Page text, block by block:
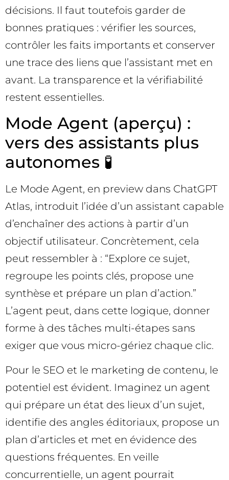
décisions. Il faut toutefois garder de
bonnes pratiques : vérifier les sources,
contrôler les faits importants et conserver
une trace des liens que l’assistant met en
avant. La transparence et la vérifiabilité
restent essentielles.
Mode Agent (aperçu) :
vers des assistants plus
autonomes 🧪
Le Mode Agent, en preview dans ChatGPT
Atlas, introduit l’idée d’un assistant capable
d’enchaîner des actions à partir d’un
objectif utilisateur. Concrètement, cela
peut ressembler à : “Explore ce sujet,
regroupe les points clés, propose une
synthèse et prépare un plan d’action.”
L’agent peut, dans cette logique, donner
forme à des tâches multi-étapes sans
exiger que vous micro-gériez chaque clic.
Pour le SEO et le marketing de contenu, le
potentiel est évident. Imaginez un agent
qui prépare un état des lieux d’un sujet,
identifie des angles éditoriaux, propose un
plan d’articles et met en évidence des
questions fréquentes. En veille
concurrentielle, un agent pourrait